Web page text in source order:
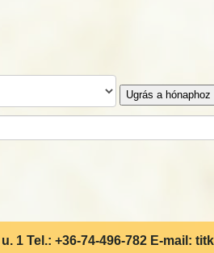
Ugrás a hónaphoz
1 Tel.: +36-74-496-782 E-mail: